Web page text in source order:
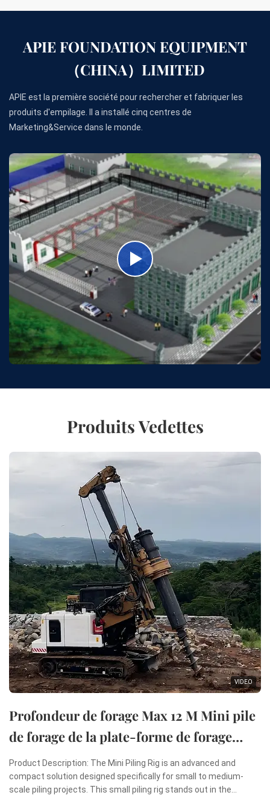
APIE FOUNDATION EQUIPMENT
（CHINA）LIMITED
APIE est la première société pour rechercher et fabriquer les
produits d'empilage. Il a installé cinq centres de
Marketing&Service dans le monde.
Produits Vedettes
VIDEO
Profondeur de forage Max 12 M Mini pile
de forage de la plate-forme de forage
rotatif Mini machine de pilonnage
Product Description: The Mini Piling Rig is an advanced and
compact solution designed specifically for small to medium-
scale piling projects. This small piling rig stands out in the